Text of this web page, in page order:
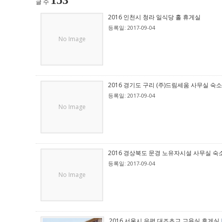
글 수
No Image
2016 인천시 청라 일식당 홀 휴게실
등록일: 2017-09-04
No Image
2016 경기도 구리 (주)드림세움 사무실 숙소
등록일: 2017-09-04
No Image
2016 경상북도 문경 노유자시설 사무실 숙
등록일: 2017-09-04